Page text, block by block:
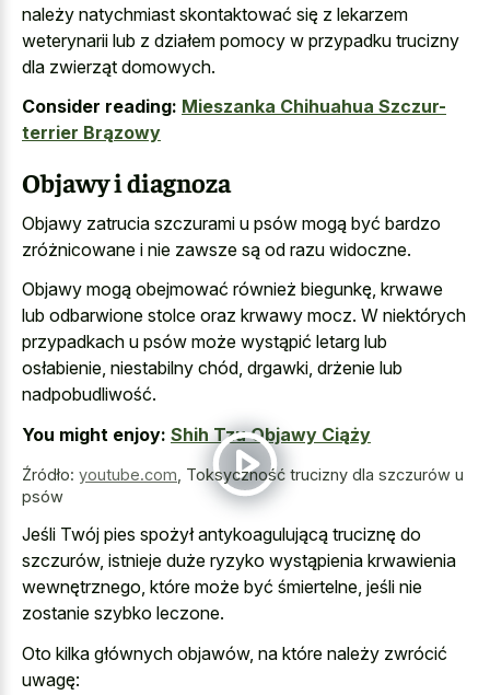
należy natychmiast skontaktować się z lekarzem
weterynarii lub z działem pomocy w przypadku trucizny
dla zwierząt domowych.
Consider reading: Mieszanka Chihuahua Szczur-
terrier Brązowy
Objawy i diagnoza
Objawy zatrucia szczurami u psów mogą być bardzo
zróżnicowane i nie zawsze są od razu widoczne.
Objawy mogą obejmować również biegunkę, krwawe
lub odbarwione stolce oraz krwawy mocz. W niektórych
przypadkach u psów może wystąpić letarg lub
osłabienie, niestabilny chód, drgawki, drżenie lub
nadpobudliwość.
You might enjoy: Shih Tzu Objawy Ciąży
Źródło: youtube.com Toksyczność trucizny dla szczurów u
psów
Jeśli Twój pies spożył antykoagulującą truciznę do
szczurów, istnieje duże ryzyko wystąpienia krwawienia
wewnętrznego, które może być śmiertelne, jeśli nie
zostanie szybko leczone.
Oto kilka głównych objawów, na które należy zwrócić
uwagę: